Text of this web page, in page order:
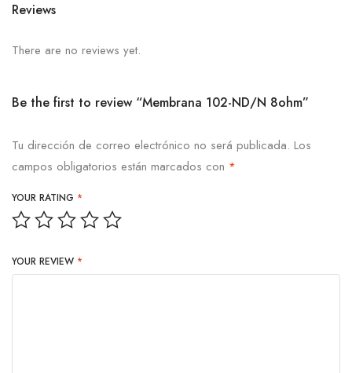
Reviews
There are no reviews yet.
Be the first to review “Membrana 102-ND/N 8ohm”
Tu dirección de correo electrónico no será publicada. Los
campos obligatorios están marcados con *
YOUR RATING *
YOUR REVIEW *